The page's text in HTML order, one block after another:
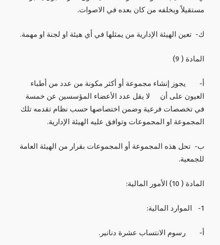
مستقيلاً ويخلفه من كان بعده في الاصوات.
‌ك- تعين الهيئة الإدارية من يمثلها في أي هيئة او لجنة او مهمة.
المادة ( 9)
‌أ- يجوز إنشاء مجموعة أو أكثر مكونة من عدد من أطباء
العيون على أن لا يقل عدد الأعضاء المؤسسين عن خمسة
في تخصصات فرعية وضمن اختصاصها حسب نظام تقدمه تلك
المجموعة او المجموعات وتوافق عليه الهيئة الإدارية.
‌ب- تحل هذه المجموعة أو المجموعات بقرار من الهيئة العامة
للجمعية.
المادة ( 10) الأمور المالية:
1- الموارد المالية:
أ‌- رسوم الانتساب عشرة دنانير.